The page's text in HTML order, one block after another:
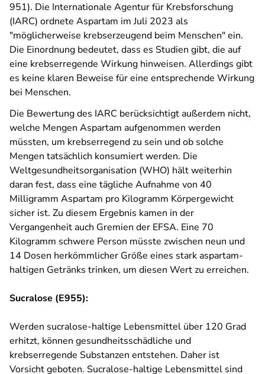
951). Die Internationale Agentur für Krebsforschung
(IARC) ordnete Aspartam im Juli 2023 als
"möglicherweise krebserzeugend beim Menschen" ein.
Die Einordnung bedeutet, dass es Studien gibt, die auf
eine krebserregende Wirkung hinweisen. Allerdings gibt
es keine klaren Beweise für eine entsprechende Wirkung
bei Menschen.
Die Bewertung des IARC berücksichtigt außerdem nicht,
welche Mengen Aspartam aufgenommen werden
müssten, um krebserregend zu sein und ob solche
Mengen tatsächlich konsumiert werden. Die
Weltgesundheitsorganisation (WHO) hält weiterhin
daran fest, dass eine tägliche Aufnahme von 40
Milligramm Aspartam pro Kilogramm Körpergewicht
sicher ist. Zu diesem Ergebnis kamen in der
Vergangenheit auch Gremien der EFSA. Eine 70
Kilogramm schwere Person müsste zwischen neun und
14 Dosen herkömmlicher Größe eines stark aspartam-
haltigen Getränks trinken, um diesen Wert zu erreichen.
Sucralose (E955):
Werden sucralose-haltige Lebensmittel über 120 Grad
erhitzt, können gesundheitsschädliche und
krebserregende Substanzen entstehen. Daher ist
Vorsicht geboten. Sucralose-haltige Lebensmittel sind